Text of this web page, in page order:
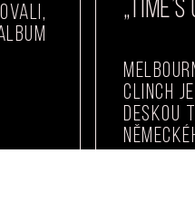
„TIME’S
Clinch
deskou